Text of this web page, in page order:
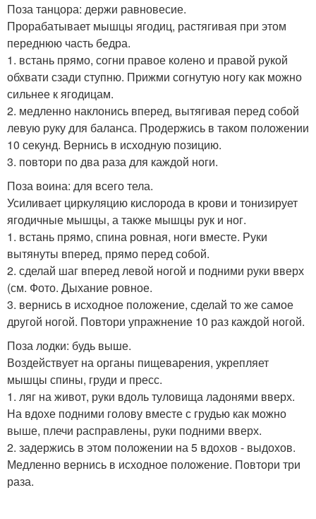
Поза танцора: держи равновесие.
Прорабатывает мышцы ягодиц, растягивая при этом
переднюю часть бедра.
1. встань прямо, согни правое колено и правой рукой
обхвати сзади ступню. Прижми согнутую ногу как можно
сильнее к ягодицам.
2. медленно наклонись вперед, вытягивая перед собой
левую руку для баланса. Продержись в таком положении
10 секунд. Вернись в исходную позицию.
3. повтори по два раза для каждой ноги.
Поза воина: для всего тела.
Усиливает циркуляцию кислорода в крови и тонизирует
ягодичные мышцы, а также мышцы рук и ног.
1. встань прямо, спина ровная, ноги вместе. Руки
вытянуты вперед, прямо перед собой.
2. сделай шаг вперед левой ногой и подними руки вверх
(см. Фото. Дыхание ровное.
3. вернись в исходное положение, сделай то же самое
другой ногой. Повтори упражнение 10 раз каждой ногой.
Поза лодки: будь выше.
Воздействует на органы пищеварения, укрепляет
мышцы спины, груди и пресс.
1. ляг на живот, руки вдоль туловища ладонями вверх.
На вдохе подними голову вместе с грудью как можно
выше, плечи расправлены, руки подними вверх.
2. задержись в этом положении на 5 вдохов - выдохов.
Медленно вернись в исходное положение. Повтори три
раза.